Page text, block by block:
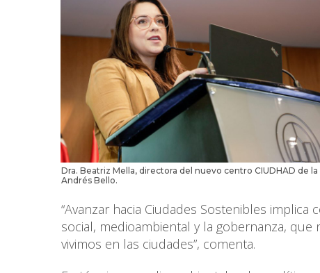
Dra. Beatriz Mella, directora del nuevo centro CIUDHAD de la
Andrés Bello.
“Avanzar hacia Ciudades Sostenibles
social, medioambiental y la gobernanza,
vivimos en las ciudades”, comenta.